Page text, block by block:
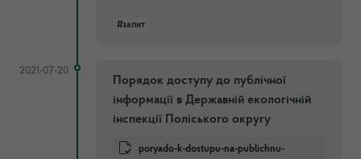
#запит
2021-07-20
Порядок доступу до публічної
інформації в Державній екологічній
інспекції Поліського округу
poryado-k-dostupu-na-publichnu-